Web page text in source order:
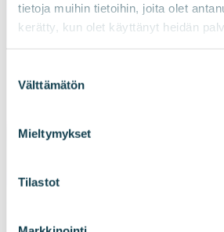
tietoja muihin tietoihin, joita olet
kerätty, kun olet käyttänyt heidän
valinta
Välttämätön
Mieltymykset
Tilastot